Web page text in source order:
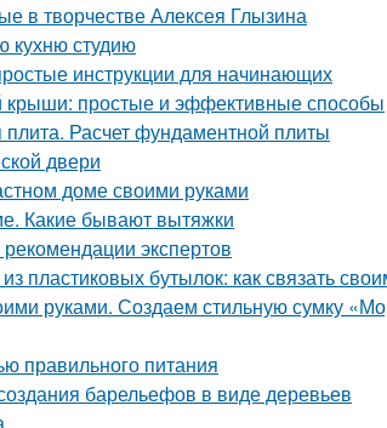
в творчестве Алексея Глызина
кухню студию
инструкции для начинающих
крыши: простые и эффективные способы
Расчет фундаментной плиты
двери
доме своими руками
Какие бывают вытяжки
экспертов
пластиковых бутылок: как связать
руками. Создаем стильную сумку
правильного питания
барельефов в виде деревьев